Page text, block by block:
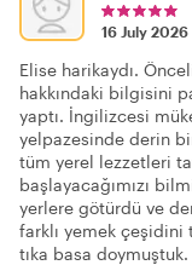
16 July 2026
Elise harikaydı.
hakkındaki bilgisini
yaptı. İngilizcesi
yelpazesinde derin
tüm yerel lezzetleri
başlayacağımızı
yerlere götürdü ve
farklı yemek çeşidini
tıka basa doymuştuk.